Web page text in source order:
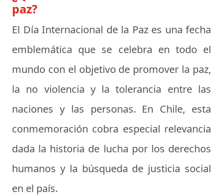
paz?
El Día Internacional de la Pazes una fecha
emblemática que se celebra en todo el
mundo con el objetivo de promover la paz,
la no violencia y la tolerancia entre las
naciones y las personas. En Chile, esta
conmemoración cobra especial relevancia
dada la historia de lucha por los derechos
humanos y la búsqueda de justicia social
en el país.